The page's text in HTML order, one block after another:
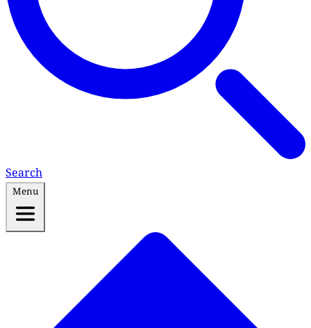
Search
Menu